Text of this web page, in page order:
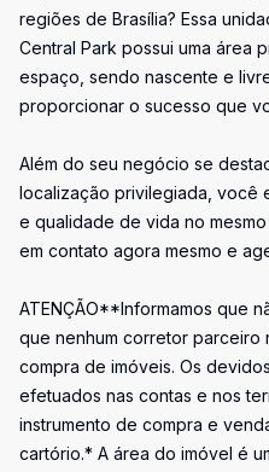
regiões de Brasília? Essa
Central Park possui uma área
espaço, sendo nascente e
proporcionar o sucesso que
Além do seu negócio se
localização privilegiada, você
e qualidade de vida no mesmo
em contato agora mesmo e
ATENÇÃO**Informamos que
que nenhum corretor parceiro
compra de imóveis. Os
efetuados nas contas e nos
instrumento de compra e
cartório.* A área do imóvel é